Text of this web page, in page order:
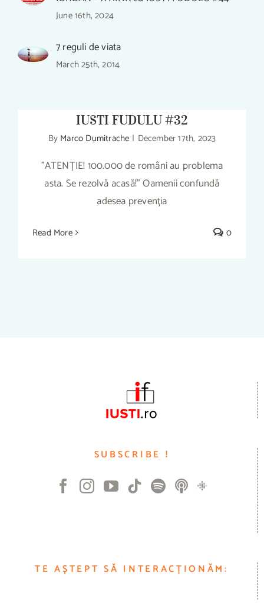
ORGANUL CARE VINDECĂ SAU
ÎMBOLNĂVEȘTE CORPUL – MARIUS
VĂDUVA – iTHINK cu IUSTI FUDULU
ORGANUL CARE VINDECĂ SAU
IUSTI FUDULU #32
By Marco Dumitrache | December 17th, 2023
”ATENȚIE! 100.000 de români au problema
asta. Se rezolvă acasă!” Oamenii confundă
adesea prevenția
Read More 0
June 16th, 2024
7 reguli de viata
March 25th, 2014
SUBSCRIBE !
TE AȘTEPT SĂ INTERACȚIONĂM: